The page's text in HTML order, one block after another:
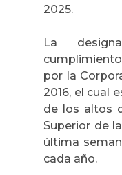
2025.
La
por la
2016, el cual
de los altos
Superior de
última
cada año.